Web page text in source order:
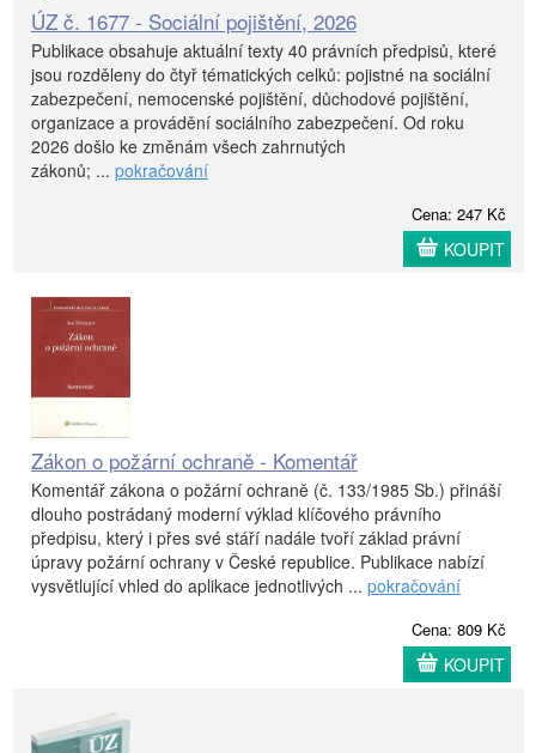
ÚZ č. 1677 - Sociální pojištění, 2026
Publikace obsahuje aktuální texty 40 právních předpisů, které
jsou rozděleny do čtyř tématických celků: pojistné na sociální
zabezpečení, nemocenské pojištění, důchodové pojištění,
organizace a provádění sociálního zabezpečení. Od roku
2026 došlo ke změnám všech zahrnutých
zákonů; ... pokračování
Cena: 247 Kč
KOUPIT
Zákon o požární ochraně - Komentář
Komentář zákona o požární ochraně (č. 133/1985 Sb.) přináší
dlouho postrádaný moderní výklad klíčového právního
předpisu, který i přes své stáří nadále tvoří základ právní
úpravy požární ochrany v České republice. Publikace nabízí
vysvětlující vhled do aplikace jednotlivých ... pokračování
Cena: 809 Kč
KOUPIT